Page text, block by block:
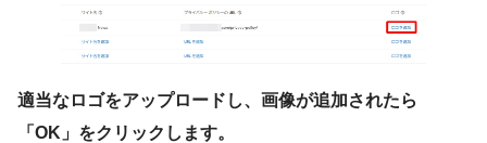
適当なロゴをアップロードし、画像が追加されたら
「OK」をクリックします。